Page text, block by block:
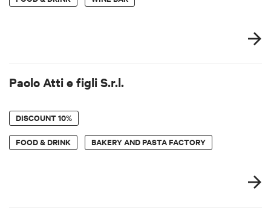
Paolo Atti e figli S.r.l.
DISCOUNT10%
FOOD & DRINK BAKERY AND PASTA FACTORY